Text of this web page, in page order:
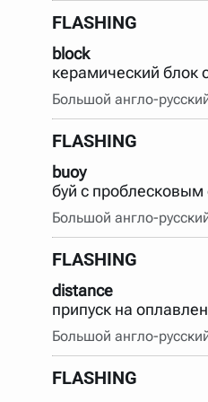
FLASHING
block
керамический блок
Большой англо-
FLASHING
buoy
буй с проблесковым
Большой англо-
FLASHING
distance
припуск на
Большой англо-
FLASHING